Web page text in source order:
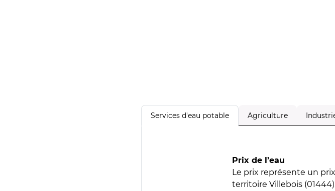
Services d'eau potable Agriculture
Prix de l’eau
Le prix représente un
territoire Villebois